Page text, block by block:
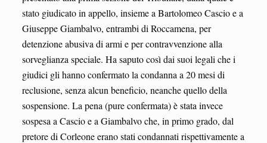
stato giudicato in appello, insieme a Bartolomeo Cascio e a
Giuseppe Giambalvo, entrambi di Roccamena, per
detenzione abusiva di armi e per contravvenzione alla
sorveglianza speciale. Ha saputo così dai suoi legali che i
giudici gli hanno confermato la condanna a 20 mesi di
reclusione, senza alcun beneficio, neanche quello della
sospensione. La pena (pure confermata) è stata invece
sospesa a Cascio e a Giambalvo che, in primo grado, dal
pretore di Corleone erano stati condannati rispettivamente a